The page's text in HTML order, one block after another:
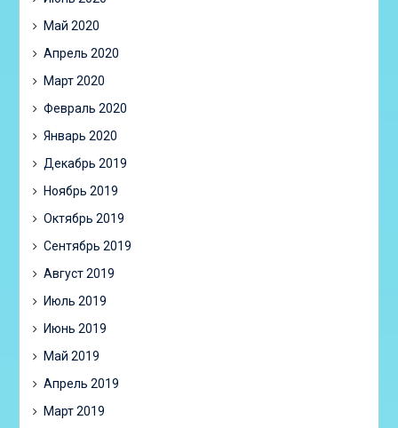
Май 2020
Апрель 2020
Март 2020
Февраль 2020
Январь 2020
Декабрь 2019
Ноябрь 2019
Октябрь 2019
Сентябрь 2019
Август 2019
Июль 2019
Июнь 2019
Май 2019
Апрель 2019
Март 2019